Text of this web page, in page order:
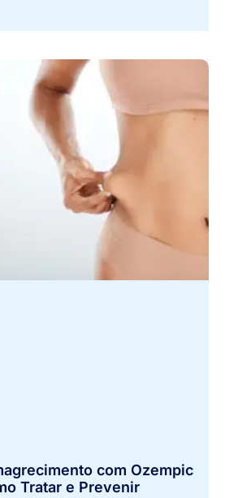
com Ozempic
Tratar e Prevenir